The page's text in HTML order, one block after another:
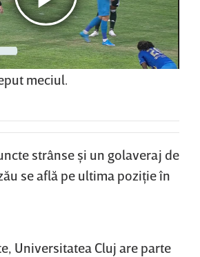
meciul.
strânse şi un golaveraj de
se află pe ultima poziţie în
Universitatea Cluj are parte